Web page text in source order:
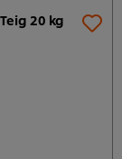
20 kg